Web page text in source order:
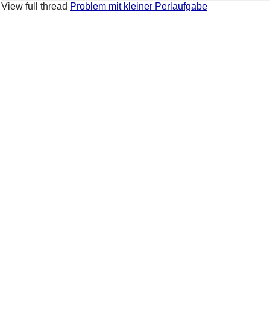
View full thread Problem mit kleiner Perlaufgabe